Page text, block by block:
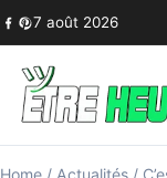
Skip to content
7 août 2026
Home / Actualités /